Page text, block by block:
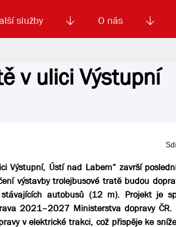
MHD El. jízdenka (EOS)
služby
Autoškola
O nás
řízení Kariéra
v ulici Výstupní
Výstupní, Ústí nad Labem“ završí
výstavby trolejbusové tratě budou
autobusů (12 m). Projekt je
2021–2027 Ministerstva dopravy ČR.
v elektrické trakci, což přispěje ke